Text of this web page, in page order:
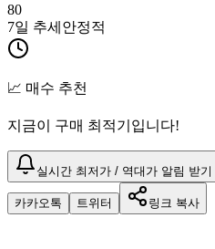
80
7일 추세 안정적
📈 매수 추천
지금이 구매 최적기입니다!
실시간 최저가 / 역대가 알림 받기
카카오톡 트위터 링크 복사